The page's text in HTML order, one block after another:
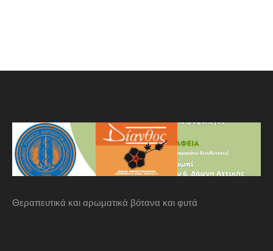
Θεραπευτικά και αρωματικά βότανα και φυτά